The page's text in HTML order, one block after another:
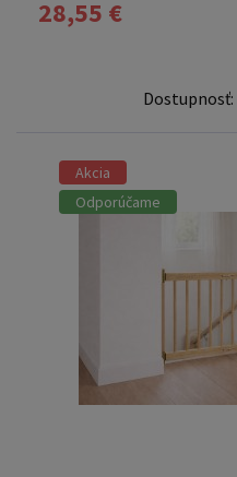
28,55 €
Dostupnosť:
Akcia
Odporúčame